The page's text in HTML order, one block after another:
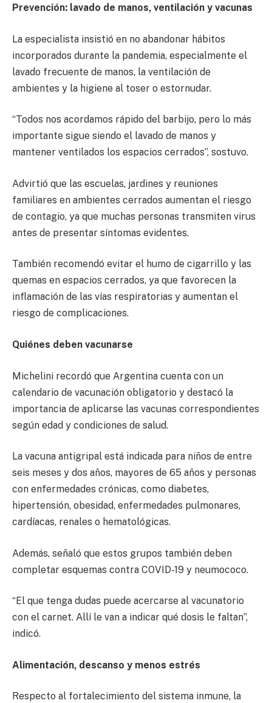
Prevención: lavado de manos, ventilación y vacunas
La especialista insistió en no abandonar hábitos
incorporados durante la pandemia, especialmente el
lavado frecuente de manos, la ventilación de
ambientes y la higiene al toser o estornudar.
“Todos nos acordamos rápido del barbijo, pero lo más
importante sigue siendo el lavado de manos y
mantener ventilados los espacios cerrados”, sostuvo.
Advirtió que las escuelas, jardines y reuniones
familiares en ambientes cerrados aumentan el riesgo
de contagio, ya que muchas personas transmiten virus
antes de presentar síntomas evidentes.
También recomendó evitar el humo de cigarrillo y las
quemas en espacios cerrados, ya que favorecen la
inflamación de las vías respiratorias y aumentan el
riesgo de complicaciones.
Quiénes deben vacunarse
Michelini recordó que Argentina cuenta con un
calendario de vacunación obligatorio y destacó la
importancia de aplicarse las vacunas correspondientes
según edad y condiciones de salud.
La vacuna antigripal está indicada para niños de entre
seis meses y dos años, mayores de 65 años y personas
con enfermedades crónicas, como diabetes,
hipertensión, obesidad, enfermedades pulmonares,
cardíacas, renales o hematológicas.
Además, señaló que estos grupos también deben
completar esquemas contra COVID-19 y neumococo.
“El que tenga dudas puede acercarse al vacunatorio
con el carnet. Allí le van a indicar qué dosis le faltan”,
indicó.
Alimentación, descanso y menos estrés
Respecto al fortalecimiento del sistema inmune, la